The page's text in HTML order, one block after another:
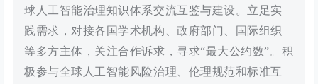
球人工智能治理知识体系交流互鉴与建设。立足实
践需求，对接各国学术机构、政府部门、国际组织
等多方主体，关注合作诉求，寻求“最大公约数”。积
极参与全球人工智能风险治理、伦理规范和标准互